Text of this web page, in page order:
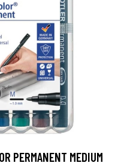
PERMANENT MEDIUM